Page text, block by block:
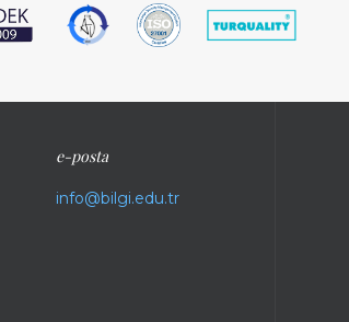
e-posta
info@bilgi.edu.tr